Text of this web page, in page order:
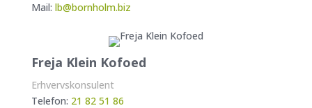
Mail: lb@bornholm.biz
Freja Klein Kofoed
Erhvervskonsulent
Telefon: 21 82 51 86